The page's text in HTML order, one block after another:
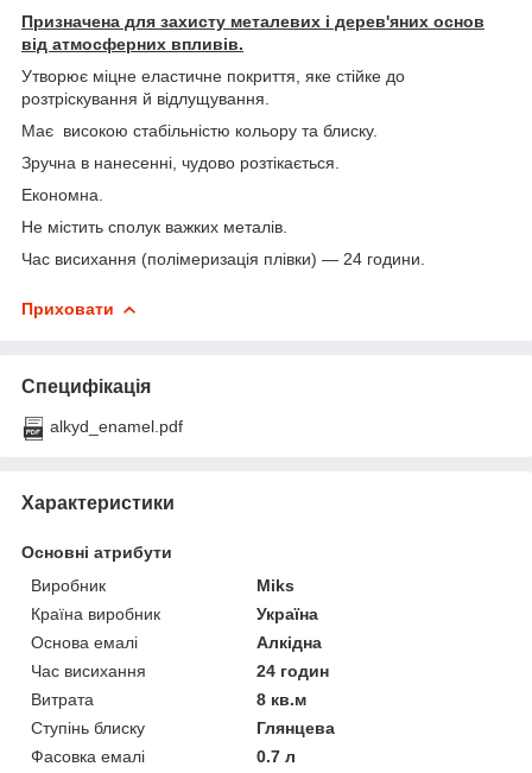
Призначена для захисту металевих і дерев'яних основ
від атмосферних впливів.
Утворює міцне еластичне покриття, яке стійке до
розтріскування й відлущування.
Має високою стабільністю кольору та блиску.
Зручна в нанесенні, чудово розтікається.
Економна.
Не містить сполук важких металів.
Час висихання (полімеризація плівки) — 24 години.
Приховати
Специфікація
alkyd_enamel.pdf
Характеристики
Основні атрибути
Виробник
Miks
Країна виробник
Україна
Основа емалі
Алкідна
Час висихання
24 годин
Витрата
8 кв.м
Ступінь блиску
Глянцева
Фасовка емалі
0.7 л